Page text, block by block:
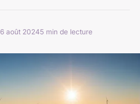
6 août 20245 min de lecture